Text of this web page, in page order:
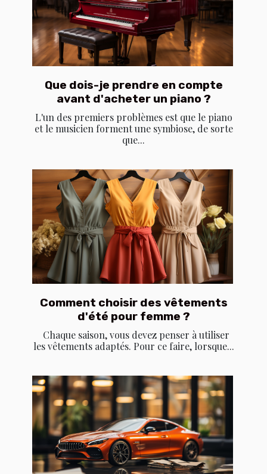
Que dois-je prendre en compte
avant d'acheter un piano ?
L'un des premiers problèmes est que le piano
et le musicien forment une symbiose, de sorte
que...
Comment choisir des vêtements
d'été pour femme ?
Chaque saison, vous devez penser à utiliser
les vêtements adaptés. Pour ce faire, lorsque...